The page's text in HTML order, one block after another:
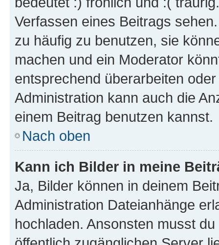
Verfassen eines Beitrags
zu häufig zu benutzen, sie
machen und ein Moderator
entsprechend überarbeiten
Administration kann auch die
einem Beitrag benutzen kannst.
Nach oben
Kann ich Bilder in meine
Ja, Bilder können in deinem
Administration Dateianhänge
hochladen. Ansonsten musst